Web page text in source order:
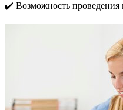
✔️ Возможность проведения